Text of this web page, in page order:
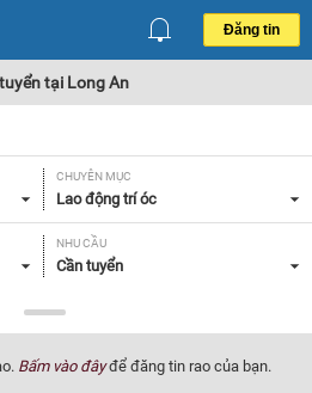
Đăng tin
tại Long An
CHUYÊN MỤC
Lao động trí óc
NHU CẦU
Cần tuyển
Bấm vào đâyđể đăng tin rao của bạn.